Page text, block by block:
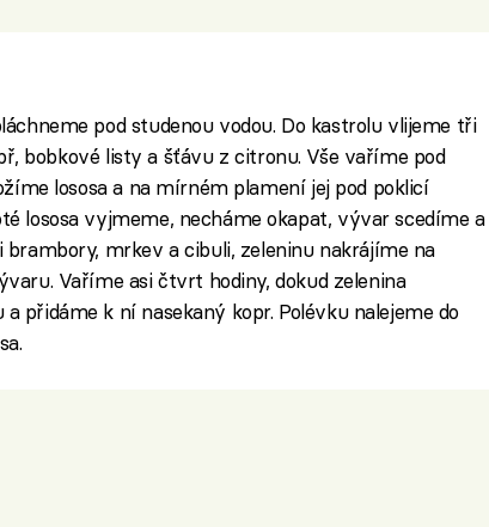
pod studenou vodou. Do kastrolu vlijeme tři
bobkové listy a šťávu z citronu. Vše vaříme pod
lososa a na mírném plamení jej pod poklicí
lososa vyjmeme, necháme okapat, vývar scedíme a
mrkev a cibuli, zeleninu nakrájíme na
Vaříme asi čtvrt hodiny, dokud zelenina
přidáme k ní nasekaný kopr. Polévku nalejeme do